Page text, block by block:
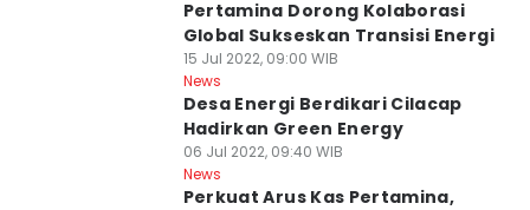
Pertamina Dorong Kolaborasi
Global Sukseskan Transisi Energi
15 Jul 2022, 09:00 WIB
News
Desa Energi Berdikari Cilacap
Hadirkan Green Energy
06 Jul 2022, 09:40 WIB
News
Perkuat Arus Kas Pertamina,